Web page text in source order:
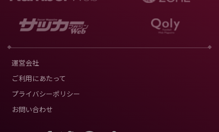
運営会社
ご利用にあたって
プライバシーポリシー
お問い合わせ